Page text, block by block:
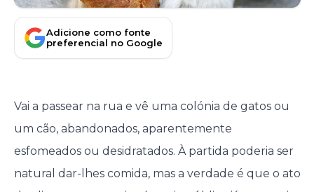
Adicione como fonte
preferencial no Google
Vai a passear na rua e vê uma colónia de gatos ou
um cão, abandonados, aparentemente
esfomeados ou desidratados. À partida poderia ser
natural dar-lhes comida, mas a verdade é que o ato